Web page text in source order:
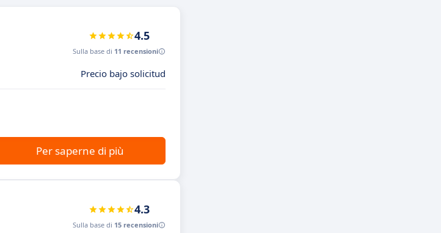
4.5
Sulla base di 11 recensioni
Precio bajo solicitud
Per saperne di più
4.3
Sulla base di 15 recensioni